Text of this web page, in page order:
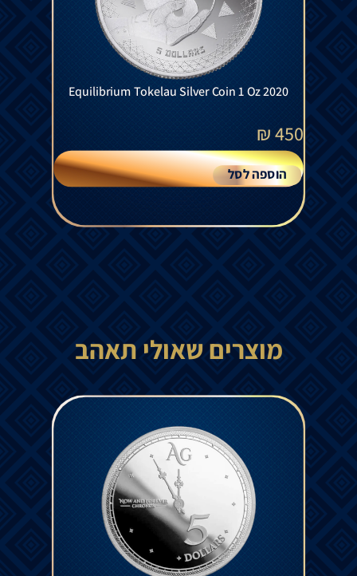
Equilibrium Tokelau Silver Coin 1 Oz 2020
450
₪
הוספה לסל
מוצרים שאולי תאהב